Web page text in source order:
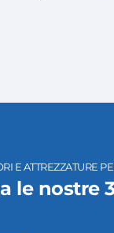
E ATTREZZATURE
le nostre